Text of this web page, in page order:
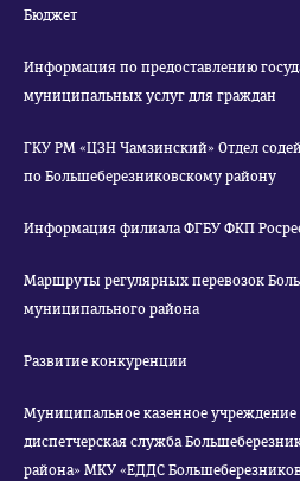
Бюджет
Информация по предоставлению
муниципальных услуг для граждан
ГКУ РМ «ЦЗН Чамзинский» Отдел
по Большеберезниковскому району
Информация филиала ФГБУ ФКП
Маршруты регулярных перевозок
муниципального района
Развитие конкуренции
Муниципальное казенное
диспетчерская служба
района» МКУ «ЕДДС